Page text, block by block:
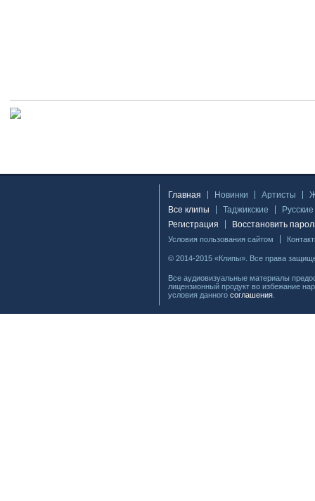
Главная Новинки Артисты
Все клипы
Таджикские
Русские
Регистрация
Восстановить
Условия пользования сайтом
© 2014-2015 «Клипы». Все права
Все аудиовизуальные материалы
лицензионный продукт во избежание
условия данного соглашения